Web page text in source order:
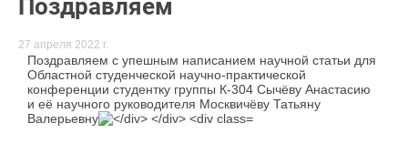
Поздравляем
27 апреля 2022 г.
Поздравляем с упешным написанием научной статьи для
Областной студенческой научно-практической
конференции студентку группы К-304 Сычёву Анастасию
и её научного руководителя Москвичёву Татьяну
Валерьевну